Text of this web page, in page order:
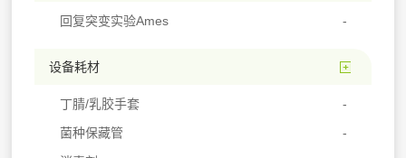
回复突变实验Ames
设备耗材
丁腈/乳胶手套
菌种保藏管